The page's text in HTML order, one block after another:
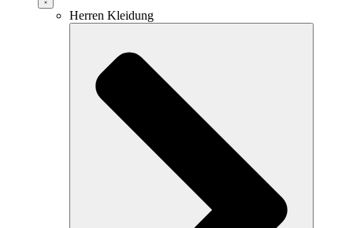
Herren Kleidung